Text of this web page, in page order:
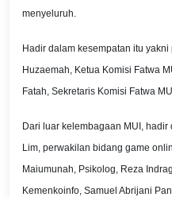
menyeluruh.
Hadir dalam kesempatan itu
Huzaemah, Ketua Komisi Fatwa
Fatah, Sekretaris Komisi Fatwa
Dari luar kelembagaan MUI, hadir
Lim, perwakilan bidang game
Maiumunah, Psikolog, Reza
Kemenkoinfo, Samuel Abrijani